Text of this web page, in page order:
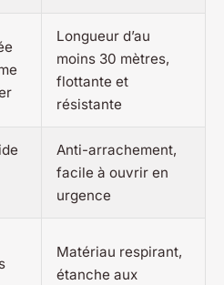
Longueur d’au
moins 30 mètres,
flottante et
résistante
Anti-arrachement,
facile à ouvrir en
urgence
Matériau respirant,
étanche aux